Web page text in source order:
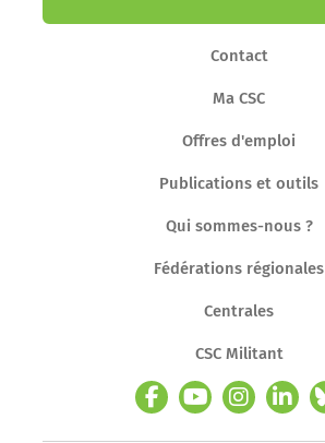
Contact
Ma CSC
Offres d'emploi
Publications et outils
Qui sommes-nous ?
Fédérations régionales
Centrales
CSC Militant